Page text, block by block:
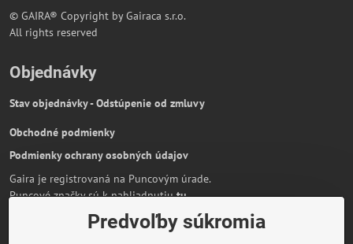
© GAIRA® Copyright by Gairaca s.r.o.
All rights reserved
Objednávky
Stav objednávky - Odstúpenie od zmluvy
Obchodné podmienky
Podmienky ochrany osobných údajov
Gaira je registrovaná na Puncovým úrade.
Puncové značky sú k nahliadnutiutu.
Partnerská stránka:AmiraShop.sk Bypami.cz
Predvoľby súkromia